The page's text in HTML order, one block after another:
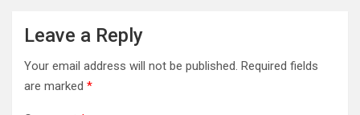
Leave a Reply
Your email address will not be published. Required fields
are marked *